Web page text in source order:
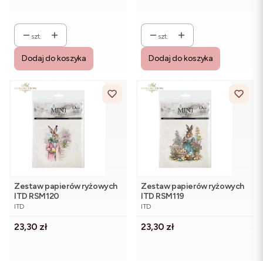
szt.
Dodaj do koszyka
szt.
Dodaj do koszyka
Zestaw papierów ryżowych
ITD RSM120
PRODUCENT
ITD
Cena
23,30 zł
Zestaw papierów ryżowych
ITD RSM119
PRODUCENT
ITD
Cena
23,30 zł